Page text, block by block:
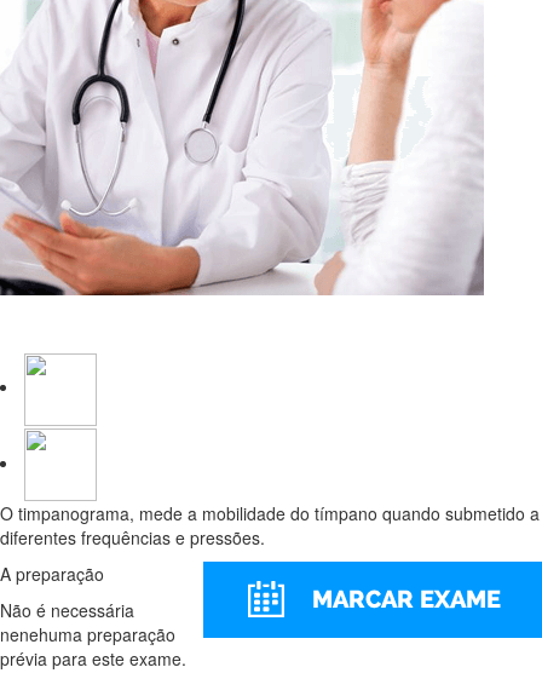
O timpanograma, mede a mobilidade do tímpano quando submetido a
diferentes frequências e pressões.
A preparação
Não é necessária
nenehuma preparação
prévia para este exame.